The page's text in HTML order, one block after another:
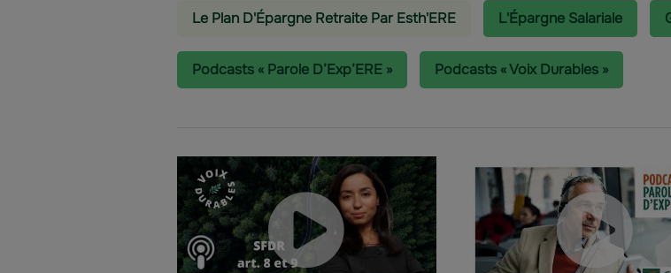
Le Plan D'Épargne Retraite Par Esth'ERE L'épargne Salariale
Podcasts « Parole D’Exp’ERE » Podcasts « Voix Durables »